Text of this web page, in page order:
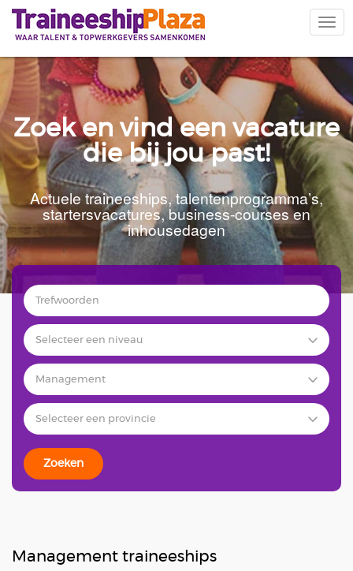
Overslaan
naar
inhoud
gaan
Zoek en vind een vacature
die bij jou past!
Actuele traineeships, talentenprogramma’s,
startersvacatures, business-courses en
inhousedagen
Zoeken
Management traineeships